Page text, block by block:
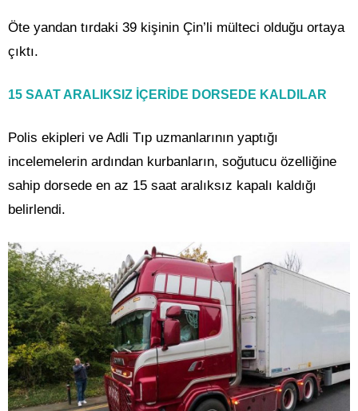
Öte yandan tırdaki 39 kişinin Çin’li mülteci olduğu ortaya
çıktı.
15 SAAT ARALIKSIZ İÇERİDE DORSEDE KALDILAR
Polis ekipleri ve Adli Tıp uzmanlarının yaptığı
incelemelerin ardından kurbanların, soğutucu özelliğine
sahip dorsede en az 15 saat aralıksız kapalı kaldığı
belirlendi.